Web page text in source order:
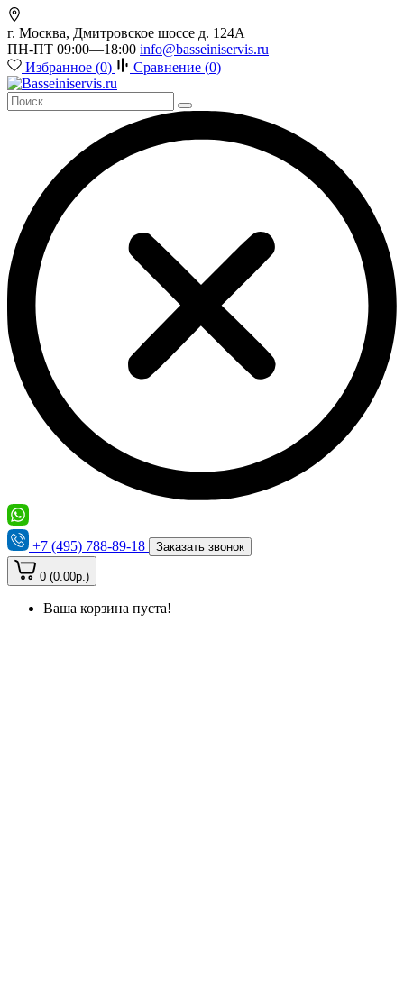
г. Москва, Дмитровское шоссе д. 124А
ПН-ПТ 09:00—18:00 info@basseiniservis.ru
Избранное (0) Сравнение (0)
+7 (495) 788-89-18 Заказать звонок
0 (0.00р.)
Ваша корзина пуста!